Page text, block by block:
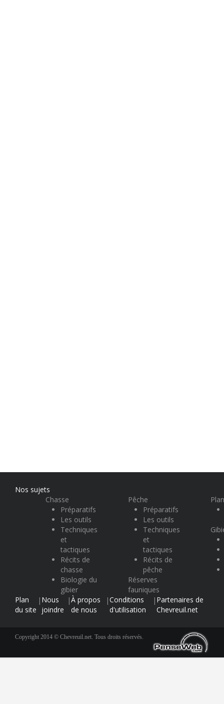
Nos sujets
Chasse
Préparatifs
Les outils
Techniques
et
tactiques
Récits de
chasse
Biologie du
gibier
Pêche
Préparatifs
Les outils
Techniques
et
tactiques
Récits de
pêche
Réserves
fauniques
Plan
du site
| Nous
joindre
|À propos
de nous
|Conditions
d'utilisation
| Partenaires de
Chevreuil.net
Copyright 2014 © Chevreuil.net. Tous droits réservés.